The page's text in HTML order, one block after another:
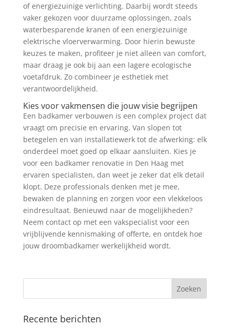
of energiezuinige verlichting. Daarbij wordt steeds
vaker gekozen voor duurzame oplossingen, zoals
waterbesparende kranen of een energiezuinige
elektrische vloerverwarming. Door hierin bewuste
keuzes te maken, profiteer je niet alleen van comfort,
maar draag je ook bij aan een lagere ecologische
voetafdruk. Zo combineer je esthetiek met
verantwoordelijkheid.
Kies voor vakmensen die jouw visie begrijpen
Een badkamer verbouwen is een complex project dat
vraagt om precisie en ervaring. Van slopen tot
betegelen en van installatiewerk tot de afwerking: elk
onderdeel moet goed op elkaar aansluiten. Kies je
voor een badkamer renovatie in Den Haag met
ervaren specialisten, dan weet je zeker dat elk detail
klopt. Deze professionals denken met je mee,
bewaken de planning en zorgen voor een vlekkeloos
eindresultaat. Benieuwd naar de mogelijkheden?
Neem contact op met een vakspecialist voor een
vrijblijvende kennismaking of offerte, en ontdek hoe
jouw droombadkamer werkelijkheid wordt.
Recente berichten